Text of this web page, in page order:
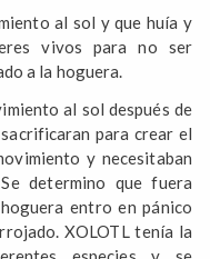
al sol y que huía y
vivos para no ser
a la hoguera.
al sol después de
para crear el
y necesitaban
determino que fuera
entro en pánico
XOLOTL tenía la